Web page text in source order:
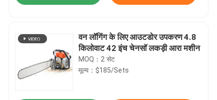
घर
उत्पाद
वन लॉगिंग के लिए आउटडोर उपकरण 4.8
किलोवाट 42 इंच चेनसॉ लकड़ी आरा मशीन
MOQ：2 सेट
मूल्य：$185/Sets